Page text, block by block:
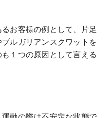
お客様の例として、片足
ルガリアンスクワットを
１つの原因として言える